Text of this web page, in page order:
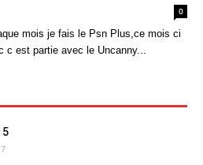
0
mois je fais le Psn Plus,ce mois ci
c est partie avec le Uncanny...
5